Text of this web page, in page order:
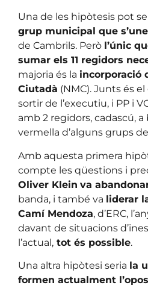
Una de les hipòtesis pot
grup municipal que
de Cambrils. Però l’únic
sumar els 11 regidors
majoria és la incorporació
Ciutadà (NMC). Junts és
sortir de l’executiu, i PP i
amb 2 regidors, cadascú,
vermella d’alguns grups
Amb aquesta primera
compte les qüestions i
Oliver Klein va
banda, i també va liderar
Camí Mendoza, d’ERC,
davant de situacions
l’actual, tot és possible.
Una altra hipòtesi seria la
formen actualment